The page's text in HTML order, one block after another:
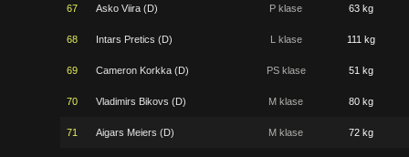
67 Asko Viira (D) P klase 63 kg
68 Intars Pretics (D) L klase 111 kg
69 Cameron Korkka (D) PS klase 51 kg
70 Vladimirs Bikovs (D) M klase 80 kg
71 Aigars Meiers (D) M klase 72 kg